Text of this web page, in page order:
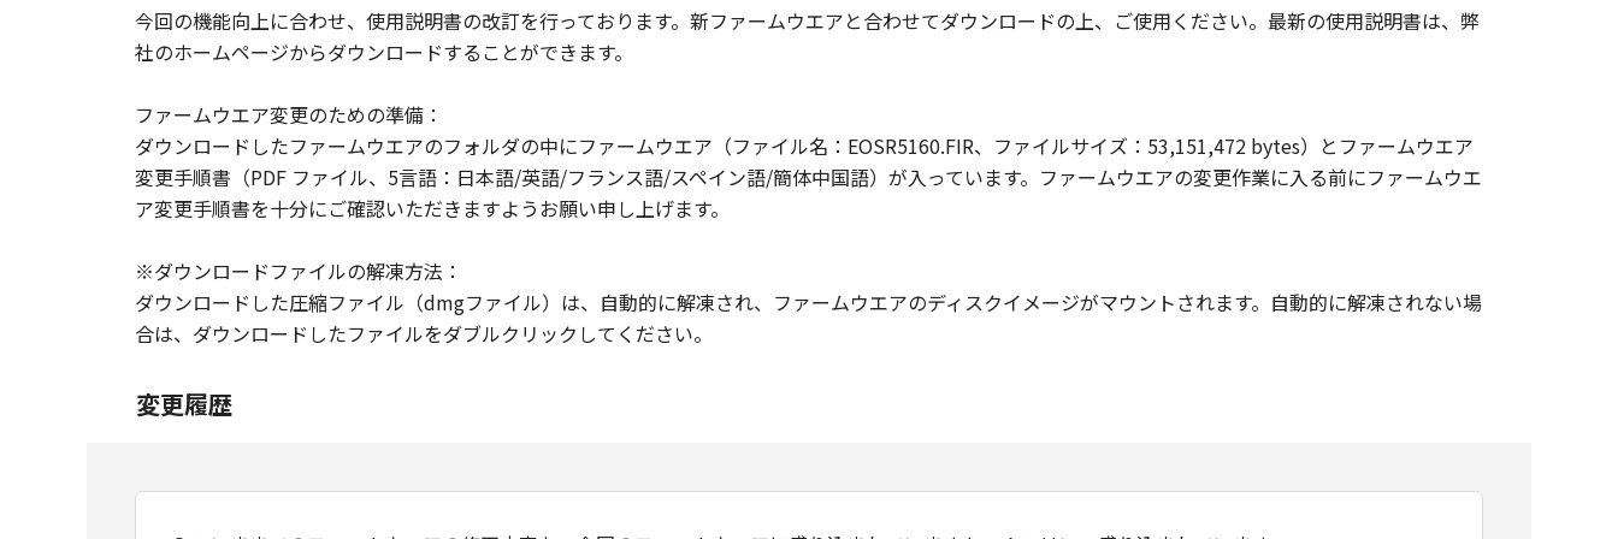
今回の機能向上に合わせ、使用説明書の改訂を行っております。新ファームウエアと合わせてダウンロードの上、ご使用ください。最新の使用説明書は、弊
社のホームページからダウンロードすることができます。
ファームウエア変更のための準備：
ダウンロードしたファームウエアのフォルダの中にファームウエア（ファイル名：EOSR5160.FIR、ファイルサイズ：53,151,472 bytes）とファームウエア
変更手順書（PDF ファイル、5言語：日本語/英語/フランス語/スペイン語/簡体中国語）が入っています。ファームウエアの変更作業に入る前にファームウエ
ア変更手順書を十分にご確認いただきますようお願い申し上げます。
※ダウンロードファイルの解凍方法：
ダウンロードした圧縮ファイル（dmgファイル）は、自動的に解凍され、ファームウエアのディスクイメージがマウントされます。自動的に解凍されない場
合は、ダウンロードしたファイルをダブルクリックしてください。
変更履歴